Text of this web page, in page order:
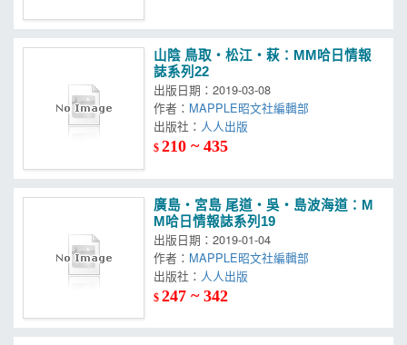
山陰 鳥取‧松江‧萩：MM哈日情報
誌系列22
出版日期：2019-03-08
作者： MAPPLE昭文社編輯部
出版社：
$210 ~ 435
廣島‧宮島 尾道‧吳‧島波海道：M
M哈日情報誌系列19
出版日期：2019-01-04
作者： MAPPLE昭文社編輯部
出版社：
$247 ~ 342